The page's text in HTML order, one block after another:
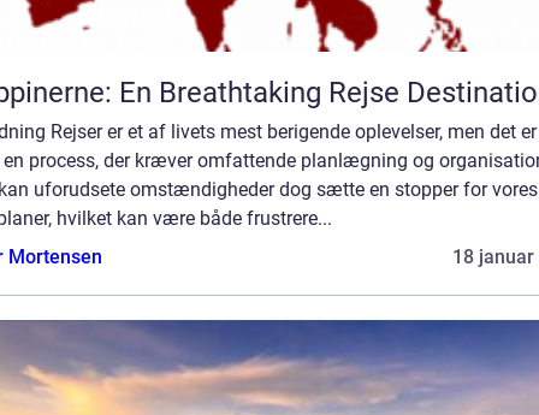
En Breathtaking Rejse
Rejser er et af livets mest berigende oplevelser, men det er
process, der kræver omfattende planlægning og
uforudsete omstændigheder dog sætte en stopper for vores
hvilket kan være både frustrere...
Mortensen
18 januar